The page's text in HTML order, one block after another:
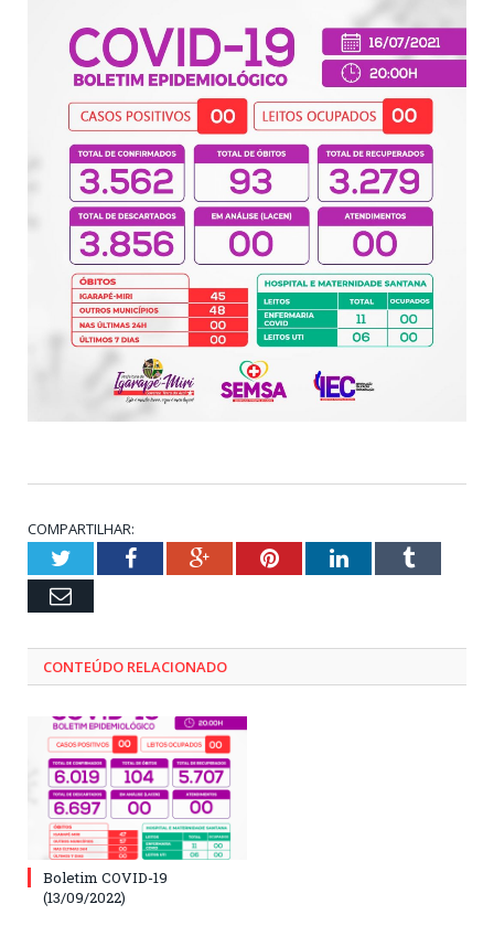
COMPARTILHAR:
TwitterFacebookGoogle+PinterestLinkedInTumblr
Email
CONTEÚDO RELACIONADO
Boletim COVID-19
(13/09/2022)